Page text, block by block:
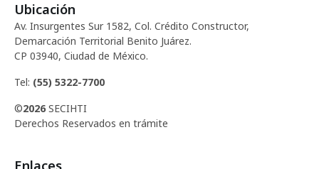
Ubicación
Av. Insurgentes Sur 1582, Col. Crédito Constructor,
Demarcación Territorial Benito Juárez.
CP 03940, Ciudad de México.
Tel: (55) 5322-7700
©2026 SECIHTI
Derechos Reservados en trámite